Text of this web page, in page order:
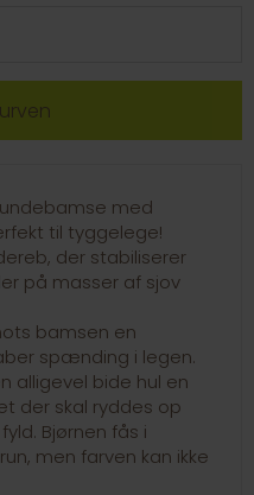
med
til tyggelege!
der stabiliserer
på masser af sjov
bamsen en
spænding i legen.
alligevel bide hul en
der skal ryddes op
Bjørnen fås i
men farven kan ikke